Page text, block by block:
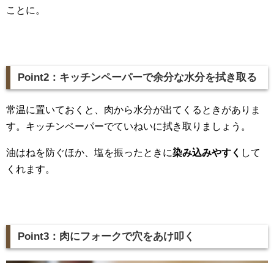
ことに。
Point2：キッチンペーパーで余分な水分を拭き取る
常温に置いておくと、肉から水分が出てくるときがありま
す。キッチンペーパーでていねいに拭き取りましょう。
油はねを防ぐほか、塩を振ったときに染み込みやすく して
くれます。
Point3：肉にフォークで穴をあけ叩く